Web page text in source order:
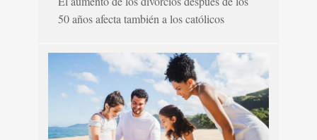
50 años afecta también a los católicos